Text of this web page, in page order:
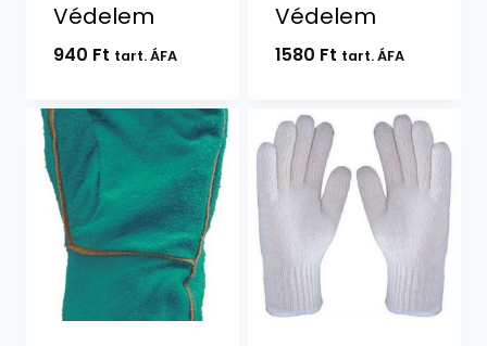
Védelem
940 Ft tart. ÁFA
Védelem
1580 Ft tart. ÁFA